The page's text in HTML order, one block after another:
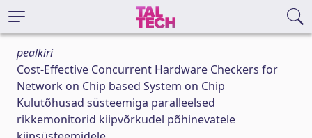
pealkiri
Cost-Effective Concurrent Hardware Checkers for
Network on Chip based System on Chip
Kulutõhusad süsteemiga paralleelsed
rikkemonitorid kiipvõrkudel põhinevatele